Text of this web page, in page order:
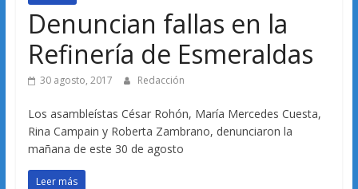
Denuncian fallas en la
Refinería de Esmeraldas
30 agosto, 2017 Redacción
Los asambleístas César Rohón, María Mercedes Cuesta,
Rina Campain y Roberta Zambrano, denunciaron la
mañana de este 30 de agosto
Leer más